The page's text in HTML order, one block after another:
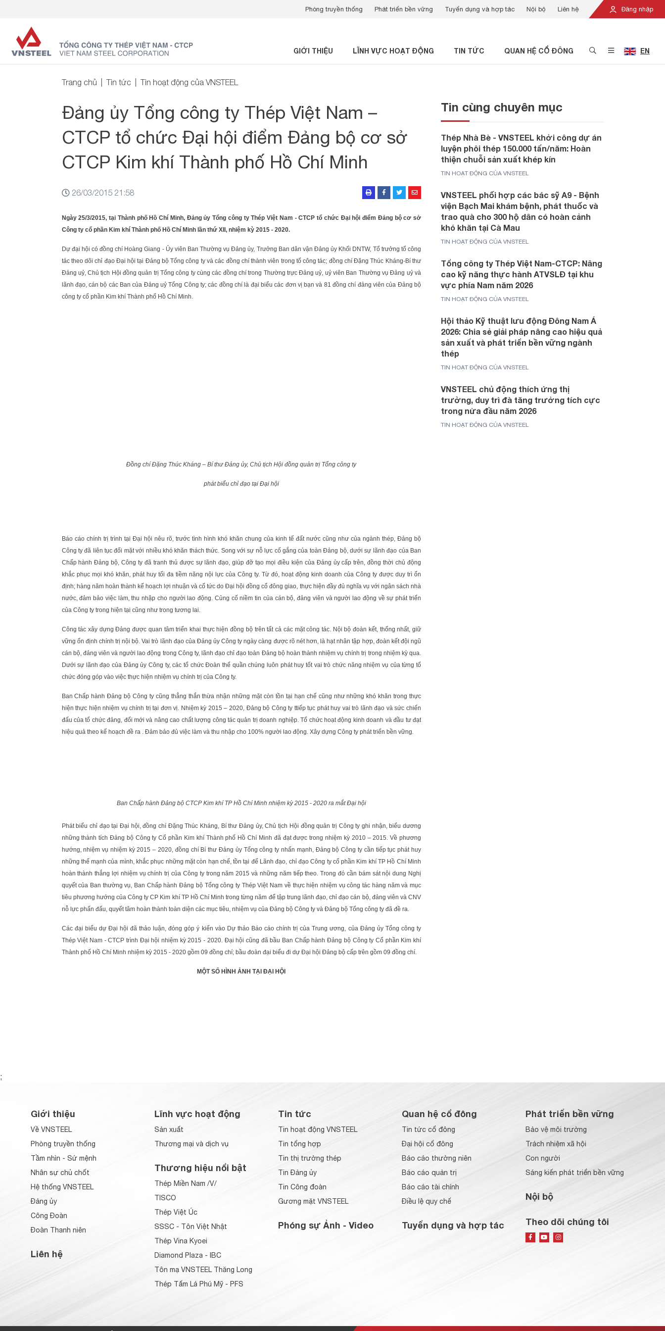
Đăng nhập
Phòng truyền thống Phát triển bền vững Tuyển dụng và hợp tác Nội bộ Liên hệ
GIỚI THIỆU LĨNH VỰC HOẠT ĐỘNG TIN TỨC QUAN HỆ CỔ ĐÔNG EN
Trang chủ Tin tức Tin hoạt động của VNSTEEL
Đảng ủy Tổng công ty Thép Việt Nam –
CTCP tổ chức Đại hội điểm Đảng bộ cơ sở
CTCP Kim khí Thành phố Hồ Chí Minh
26/03/2015 21:58
Ngày25/3/2015, tại Thành phố Hồ Chí Minh, Đảng ủy Tổng công tyThép Việt Nam - CTCP tổ chức Đại hội điểm Đảng bộ cơ sở
Công ty cổ phần Kim khí Thành phố Hồ Chí Minhlần thứ XII, nhiệm kỳ 2015 - 2020.
Dự đại hội có đồng chí Hoàng Giang - Ủy viên Ban Thường vụ Đảng ủy, Trưởng Ban dân vận Đảng ủy Khối DNTW, Tổ trưởng tổ công
tác theo dõi chỉ đạo Đại hội tại Đảng bộ Tổng công ty và các đồng chí thành viên trong tổ công tác; đồng chí Đặng Thúc Kháng-Bí thư
Đảng uỷ, Chủ tịch Hội đồng quản trị Tổng công ty cùng các đồng chí trong Thường trực Đảng uỷ, uỷ viên Ban Thường vụ Đảng uỷ và
lãnh đạo, cán bộ các Ban của Đảng uỷ Tổng Công ty; các đồng chí là đại biểu các đơn vị bạn và 81 đồng chí đảng viên của Đảng bộ
công ty cổ phần Kim khí Thành phố Hồ Chí Minh.
Đồng chí Đặng Thúc Kháng – Bí thư Đảng ủy, Chủ tịch Hội đồng quản trị Tổng công ty
phát biểu chỉ đạo tại Đại hội
Báo cáo chính trị trình tại Đại hội nêu rõ, trước tình hình khó khăn chung của kinh tế đất nước cũng như của ngành thép, Đảng bộ
Công ty đã liên tục đối mặt với nhiều khó khăn thách thức. Song với sự nỗ lực cố gắng của toàn Đảng bộ, dưới sự lãnh đạo của Ban
Chấp hành Đảng bộ, Công ty đã tranh thủ được sự lãnh đạo, giúp đỡ tạo mọi điều kiện của Đảng ủy cấp trên, đồng thời chủ động
khắc phục mọi khó khăn, phát huy tối đa tiềm năng nội lực của Công ty. Từ đó, hoạt động kinh doanh của Công ty được duy trì ổn
định; hàng năm hoàn thành kế hoạch lợi nhuận và cổ tức do Đại hội đồng cổ đông giao, thực hiện đầy đủ nghĩa vụ với ngân sách nhà
nước, đảm bảo việc làm, thu nhập cho người lao động. Củng cố niềm tin của cán bộ, đảng viên và người lao động về sự phát triển
của Công ty trong hiện tại cũng như trong tương lai.
Công tác xây dựng Đảng được quan tâm triển khai thực hiện đồng bộ trên tất cả các mặt công tác. Nội bộ đoàn kết, thống nhất, giữ
vững ổn định chính trị nội bộ. Vai trò lãnh đạo của Đảng ủy Công ty ngày càng được rõ nét hơn, là hạt nhân tập hợp, đoàn kết đội ngũ
cán bộ, đảng viên và người lao động trong Công ty, lãnh đạo chỉ đạo toàn Đảng bộ hoàn thành nhiệm vụ chính trị trong nhiệm kỳ qua.
Dưới sự lãnh đạo của Đảng ủy Công ty, các tổ chức Đoàn thể quần chúng luôn phát huy tốt vai trò chức năng nhiệm vụ của từng tổ
chức đóng góp vào việc thực hiện nhiệm vụ chính trị của Công ty.
Ban Chấp hành Đảng bộ Công ty cũng thẳng thắn thừa nhận những mặt còn tồn tại hạn chế cũng như những khó khăn trong thực
hiện thực hiện nhiệm vụ chính trị tại đơn vị. Nhiệm kỳ 2015 – 2020, Đảng bộ Công ty ttiếp tục phát huy vai trò lãnh đạo và sức chiến
đấu của tổ chức đảng, đổi mới và nâng cao chất lượng công tác quản trị doanh nghiệp. Tổ chức hoạt động kinh doanh và đầu tư đạt
hiệu quả theo kế hoạch đề ra . Đảm bảo đủ việc làm và thu nhập cho 100% người lao động. Xây dựng Công ty phát triển bền vững.
Ban Chấp hành Đảng bộ CTCP Kim khí TP Hồ Chí Minh nhiệm kỳ 2015 - 2020 ra mắt Đại hội
Phát biểu chỉ đạo tại Đại hội, đồng chí Đặng Thúc Kháng, Bí thư Đảng ủy, Chủ tịch Hội đồng quản trị Công ty ghi nhận, biểu dương
những thành tích Đảng bộ Công ty Cổ phần Kim khí Thành phố Hồ Chí Minh đã đạt được trong nhiệm kỳ 2010 – 2015. Về phương
hướng, nhiệm vụ nhiệm kỳ 2015 – 2020, đồng chí Bí thư Đảng ủy Tổng công ty nhấn mạnh, Đảng bộ Công ty cần tiếp tục phát huy
những thế mạnh của mình, khắc phục những mặt còn hạn chế, tồn tại để Lãnh đạo, chỉ đạo Công ty cổ phần Kim khí TP Hồ Chí Minh
hoàn thành thắng lợi nhiệm vụ chính trị của Công ty trong năm 2015 và những năm tiếp theo. Trong đó cần bám sát nội dung Nghị
quyết của Ban thường vụ, Ban Chấp hành Đảng bộ Tổng công ty Thép Việt Nam về thực hiện nhiệm vụ công tác hàng năm và mục
tiêu phương hướng của Công ty CP Kim khí TP Hồ Chí Minh trong từng năm để tập trung lãnh đạo, chỉ đạo cán bộ, đảng viên và CNV
nỗ lực phấn đấu, quyết tâm hoàn thành toàn diện các mục tiêu, nhiệm vụ của Đảng bộ Công ty và Đảng bộ Tổng công ty đã đề ra.
Các đại biểu dự Đại hội đã thảo luận, đóng góp ý kiến vào Dự thảo Báo cáo chính trị của Trung ương, của Đảng ủy Tổng công ty
Thép Việt Nam - CTCP trình Đại hội nhiệm kỳ 2015 - 2020. Đại hội cũng đã bầu Ban Chấp hành Đảng bộ Công ty Cổ phần Kim khí
Thành phố Hồ Chí Minh nhiệm kỳ 2015 - 2020 gồm 09 đồng chí; bầu đoàn đại biểu đi dự Đại hội Đảng bộ cấp trên gồm 09 đồng chí.
MỘT SỐ HÌNH ẢNH TẠI ĐẠI HỘI
Tin cùng chuyên mục
Thép Nhà Bè - VNSTEEL khởi công dự án
luyện phôi thép 150.000 tấn/năm: Hoàn
thiện chuỗi sản xuất khép kín
TIN HOẠT ĐỘNG CỦA VNSTEEL
VNSTEEL phối hợp các bác sỹ A9 - Bệnh
viện Bạch Mai khám bệnh, phát thuốc và
trao quà cho 300 hộ dân có hoàn cảnh
khó khăn tại Cà Mau
TIN HOẠT ĐỘNG CỦA VNSTEEL
Tổng công ty Thép Việt Nam-CTCP: Nâng
cao kỹ năng thực hành ATVSLĐ tại khu
vực phía Nam năm 2026
TIN HOẠT ĐỘNG CỦA VNSTEEL
Hội thảo Kỹ thuật lưu động Đông Nam Á
2026: Chia sẻ giải pháp nâng cao hiệu quả
sản xuất và phát triển bền vững ngành
thép
TIN HOẠT ĐỘNG CỦA VNSTEEL
VNSTEEL chủ động thích ứng thị
trường, duy trì đà tăng trưởng tích cực
trong nửa đầu năm 2026
TIN HOẠT ĐỘNG CỦA VNSTEEL
;
Giới thiệu
Về VNSTEEL
Phòng truyền thống
Tầm nhìn - Sứ mệnh
Nhân sự chủ chốt
Hệ thống VNSTEEL
Đảng ủy
Công Đoàn
Đoàn Thanh niên
Liên hệ
Lĩnh vực hoạt động
Sản xuất
Thương mại và dịch vụ
Thương hiệu nổi bật
Thép Miền Nam /V/
TISCO
Thép Việt Úc
SSSC - Tôn Việt Nhật
Thép Vina Kyoei
Diamond Plaza - IBC
Tôn mạ VNSTEEL Thăng Long
Thép Tấm Lá Phú Mỹ - PFS
Tin tức
Tin hoạt động VNSTEEL
Tin tổng hợp
Tin thị trường thép
Tin Đảng ủy
Tin Công đoàn
Gương mặt VNSTEEL
Phóng sự Ảnh - Video
Quan hệ cổ đông
Tin tức cổ đông
Đại hội cổ đông
Báo cáo thường niên
Báo cáo quản trị
Báo cáo tài chính
Điều lệ quy chế
Tuyển dụng và hợp tác
Phát triển bền vững
Bảo vệ môi trường
Trách nhiệm xã hội
Con người
Sáng kiến phát triển bền vững
Nội bộ
Theo dõi chúng tôi